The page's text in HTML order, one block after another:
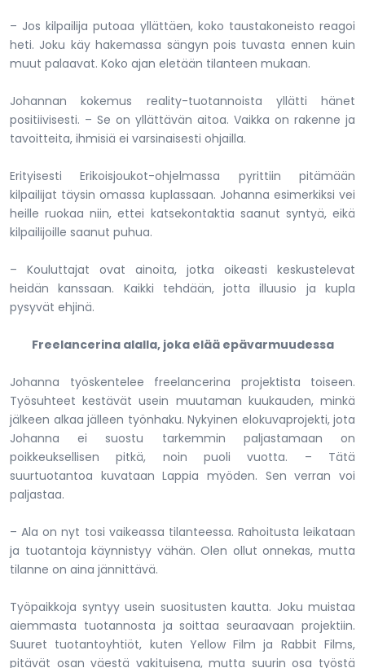
– Jos kilpailija putoaa yllättäen, koko taustakoneisto reagoi
heti. Joku käy hakemassa sängyn pois tuvasta ennen kuin
muut palaavat. Koko ajan eletään tilanteen mukaan.
Johannan kokemus reality-tuotannoista yllätti hänet
positiivisesti. – Se on yllättävän aitoa. Vaikka on rakenne ja
tavoitteita, ihmisiä ei varsinaisesti ohjailla.
Erityisesti Erikoisjoukot-ohjelmassa pyrittiin pitämään
kilpailijat täysin omassa kuplassaan. Johanna esimerkiksi vei
heille ruokaa niin, ettei katsekontaktia saanut syntyä, eikä
kilpailijoille saanut puhua.
– Kouluttajat ovat ainoita, jotka oikeasti keskustelevat
heidän kanssaan. Kaikki tehdään, jotta illuusio ja kupla
pysyvät ehjinä.
Freelancerina alalla, joka elää epävarmuudessa
Johanna työskentelee freelancerina projektista toiseen.
Työsuhteet kestävät usein muutaman kuukauden, minkä
jälkeen alkaa jälleen työnhaku. Nykyinen elokuvaprojekti, jota
Johanna ei suostu tarkemmin paljastamaan on
poikkeuksellisen pitkä, noin puoli vuotta. – Tätä
suurtuotantoa kuvataan Lappia myöden. Sen verran voi
paljastaa.
– Ala on nyt tosi vaikeassa tilanteessa. Rahoitusta leikataan
ja tuotantoja käynnistyy vähän. Olen ollut onnekas, mutta
tilanne on aina jännittävä.
Työpaikkoja syntyy usein suositusten kautta. Joku muistaa
aiemmasta tuotannosta ja soittaa seuraavaan projektiin.
Suuret tuotantoyhtiöt, kuten Yellow Film ja Rabbit Films,
pitävät osan väestä vakituisena, mutta suurin osa työstä